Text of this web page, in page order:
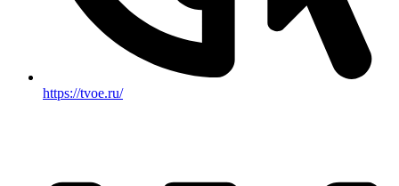
https://tvoe.ru/